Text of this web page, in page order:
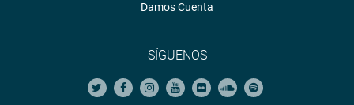
Damos Cuenta
SÍGUENOS